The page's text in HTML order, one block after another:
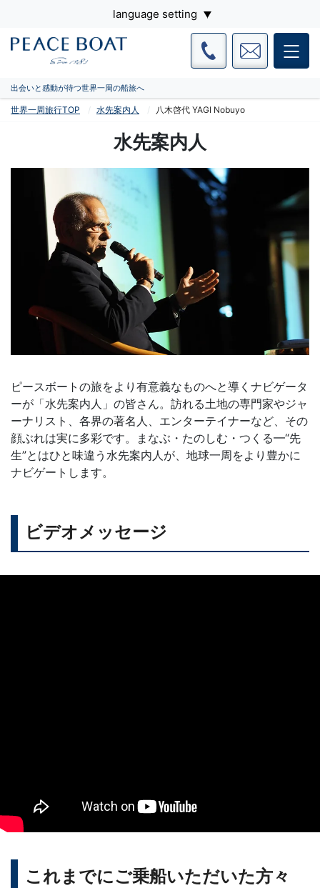
language setting
出会いと感動が待つ世界一周の船旅へ
世界一周旅行TOP 水先案内人 八木啓代 YAGI Nobuyo
水先案内人
ピースボートの旅をより有意義なものへと導くナビゲータ
ーが「水先案内人」の皆さん。訪れる土地の専門家やジャ
ーナリスト、各界の著名人、エンターテイナーなど、その
顔ぶれは実に多彩です。まなぶ・たのしむ・つくる━“先
生”とはひと味違う水先案内人が、地球一周をより豊かに
ナビゲートします。
ビデオメッセージ
これまでにご乗船いただいた方々